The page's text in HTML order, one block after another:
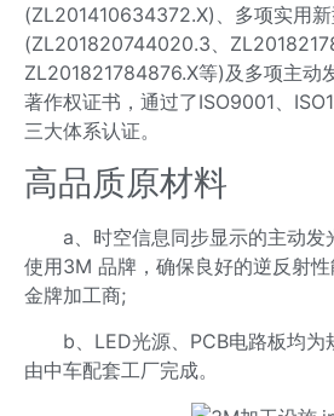
(ZL201410634372.X)、多项实用
(ZL201820744020.3、
ZL201821784876.X等)及多项主动
著作权证书，通过了ISO9001、
三大体系认证。
高品质原材料
a、时空信息同步显示的主动发
使用3M 品牌，确保良好的逆反射
金牌加工商;
b、LED光源、PCB电路板均为
由中车配套工厂完成。